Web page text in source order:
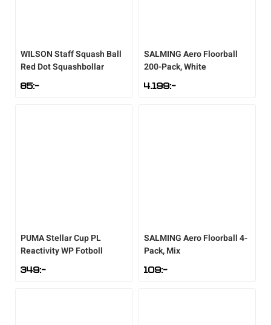
WILSONStaff Squash Ball
Red Dot Squashbollar
85:-
SALMINGAero Floorball
200-Pack, White
4.199:-
PUMAStellar Cup PL
Reactivity WP Fotboll
349:-
SALMINGAero Floorball 4-
Pack, Mix
109:-